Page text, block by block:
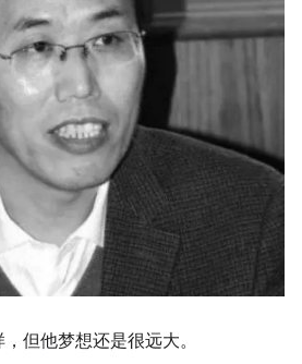
但他梦想还是很远大。